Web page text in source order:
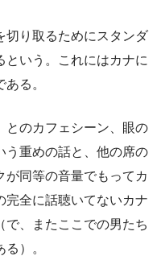
切り取るためにスタンダ
という。これにはカナに
る。
とのカフェシーン、眼の
う重めの話と、他の席の
が同等の音量でもってカ
完全に話聴いてないカナ
で、またここでの男たち
）。